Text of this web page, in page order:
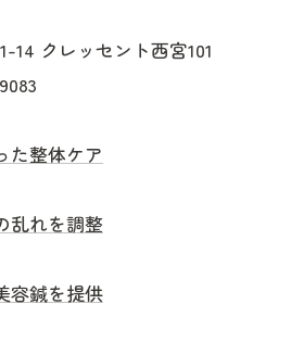
14 クレッセント西宮101
た整体ケア
乱れを調整
容鍼を提供